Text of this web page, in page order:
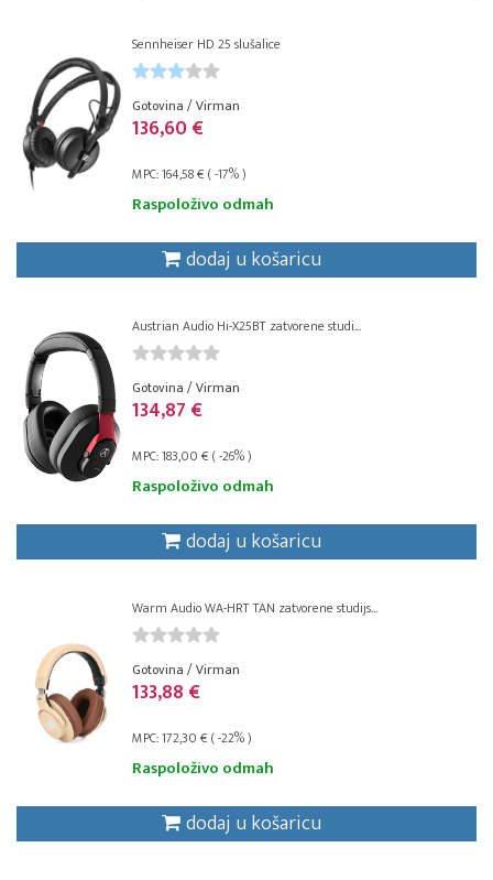
Sennheiser HD 25 slušalice
Gotovina / Virman
136,60 €
MPC: 164,58 € ( -17% )
Raspoloživo odmah
dodaj u košaricu
Austrian Audio Hi-X25BT zatvorene studi...
Gotovina / Virman
134,87 €
MPC: 183,00 € ( -26% )
Raspoloživo odmah
dodaj u košaricu
Warm Audio WA-HRT TAN zatvorene studijs...
Gotovina / Virman
133,88 €
MPC: 172,30 € ( -22% )
Raspoloživo odmah
dodaj u košaricu